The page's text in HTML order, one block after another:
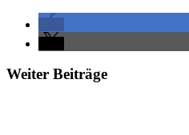
Weiter Beiträge